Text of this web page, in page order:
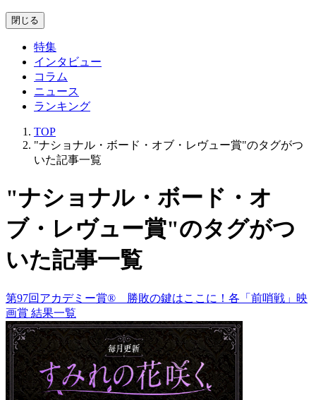
閉じる
特集
インタビュー
コラム
ニュース
ランキング
TOP
"ナショナル・ボード・オブ・レヴュー賞"のタグがつ
いた記事一覧
"ナショナル・ボード・オ
ブ・レヴュー賞"のタグがつ
いた記事一覧
第97回アカデミー賞® 勝敗の鍵はここに！各「前哨戦」映
画賞 結果一覧